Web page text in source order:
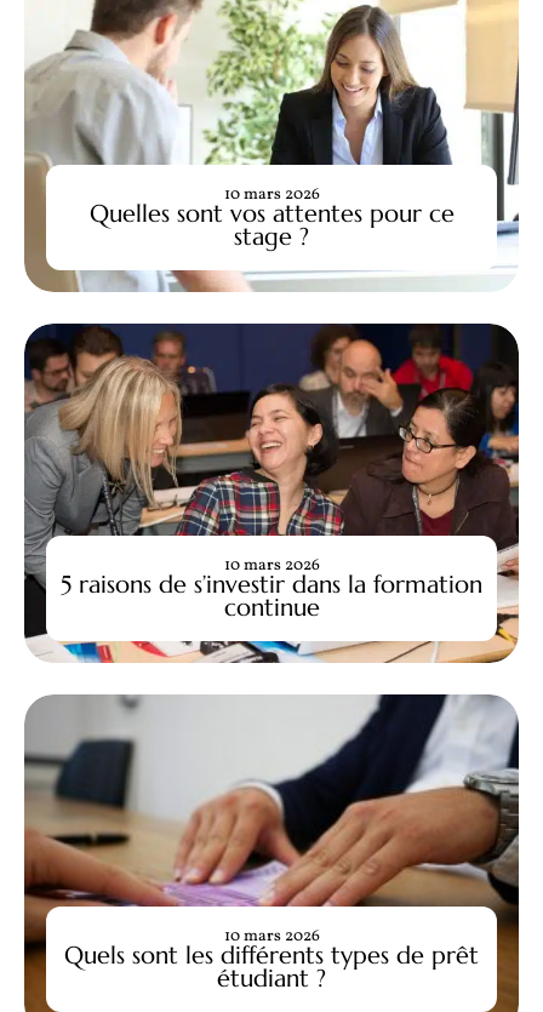
Quelles sont vos attentes pour ce
stage ?
10 mars 2026
5 raisons de s’investir dans la formation
continue
10 mars 2026
Quels sont les différents types de prêt
étudiant ?
10 mars 2026